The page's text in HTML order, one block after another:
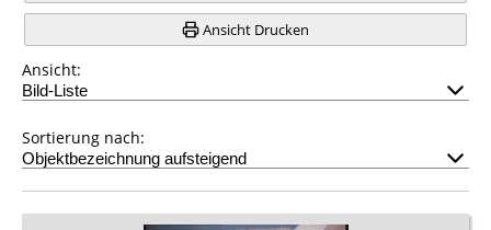
Ansicht Drucken
Ansicht:
Sortierung nach: